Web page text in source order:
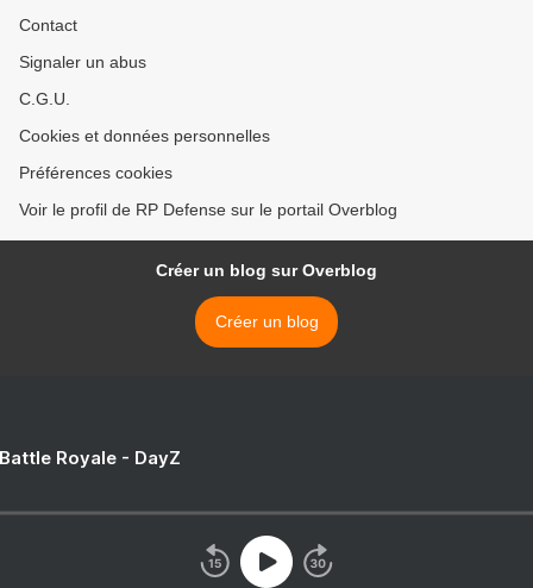
Contact
Signaler un abus
C.G.U.
Cookies et données personnelles
Préférences cookies
Voir le profil de RP Defense sur le portail Overblog
Créer un blog sur Overblog
Créer un blog
Royale - DayZ